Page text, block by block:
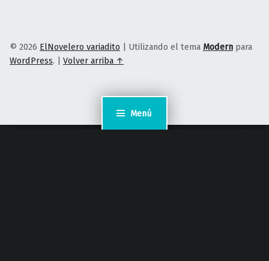
Menú
© 2026 ElNovelero variadito | Utilizando el tema Modern para
WordPress. | Volver arriba ↑